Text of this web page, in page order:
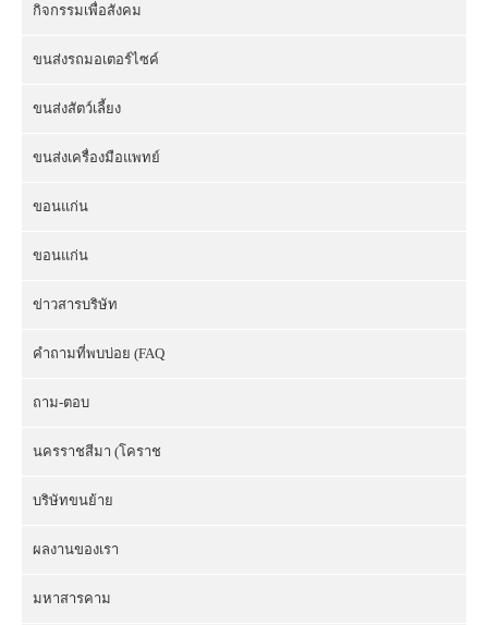
กิจกรรมเพื่อสังคม
ขนส่งรถมอเตอร์ไซค์
ขนส่งสัตว์เลี้ยง
ขนส่งเครื่องมือแพทย์
ขอนแก่น
ขอนแก่น
ข่าวสารบริษัท
คำถามที่พบบ่อย (FAQ
ถาม-ตอบ
นครราชสีมา (โคราช
บริษัทขนย้าย
ผลงานของเรา
มหาสารคาม